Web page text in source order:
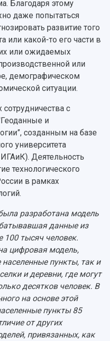
двигателей
кампус
организации
19
и грантов
учёный"
Благодаря этому
даже попытаться
развитие того
или какой-то его части в
или ожидаемых
или
демографическом
ситуации.
с
и
созданным на базе
университета
Деятельность
технологического
в рамках
разработана модель
данные из
100 тысяч человек.
цифровая модель,
пункты, так и
и деревни, где могут
десятков человек. В
на основе этой
пункты 85
от других
привязанных, как